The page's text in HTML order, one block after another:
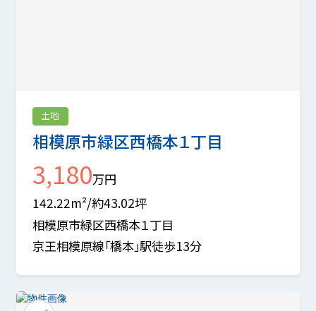
相模原市緑区西橋本１丁目
土地
3,180万円
142.22m²/約43.02坪
相模原市緑区西橋本１丁目
京王相模原線「橋本」駅徒歩13分